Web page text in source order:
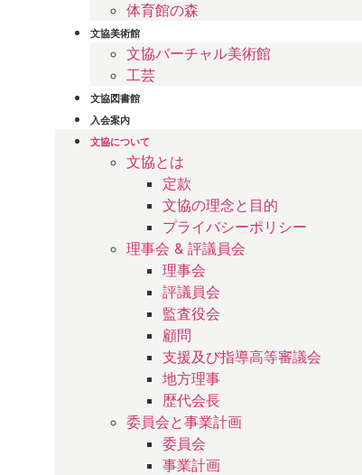
体育館の森
文協美術館
文協バーチャル美術館
工芸
文協図書館
入会案内
文協について
文協とは
定款
文協の理念と目的
プライバシーポリシー
理事会 & 評議員会
理事会
評議員会
監査役会
顧問
支援及び指導高等審議会
地方理事
歴代会長
委員会と事業計画
委員会
事業計画